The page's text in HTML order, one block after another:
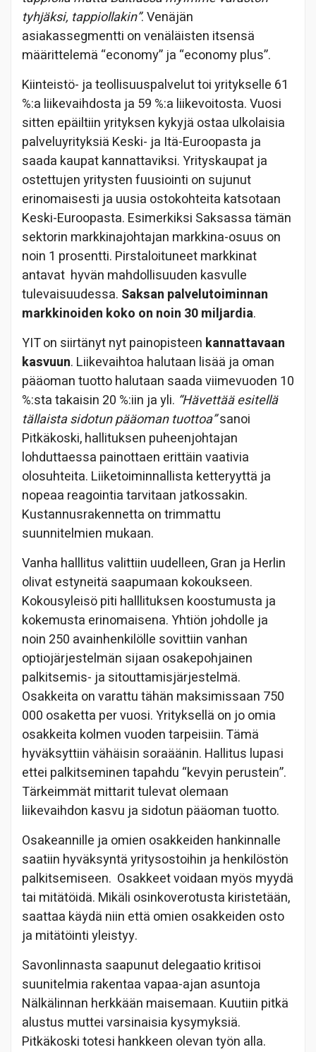
tyhjäksi, tappiollakin”. Venäjän
asiakassegmentti on venäläisten itsensä
määrittelemä “economy” ja “economy plus”.
Kiinteistö- ja teollisuuspalvelut toi yritykselle 61
%:a liikevaihdosta ja 59 %:a liikevoitosta. Vuosi
sitten epäiltiin yrityksen kykyjä ostaa ulkolaisia
palveluyrityksiä Keski- ja Itä-Euroopasta ja
saada kaupat kannattaviksi. Yrityskaupat ja
ostettujen yritysten fuusiointi on sujunut
erinomaisesti ja uusia ostokohteita katsotaan
Keski-Euroopasta. Esimerkiksi Saksassa tämän
sektorin markkinajohtajan markkina-osuus on
noin 1 prosentti. Pirstaloituneet markkinat
antavat hyvän mahdollisuuden kasvulle
tulevaisuudessa. Saksan palvelutoiminnan
markkinoiden koko on noin 30 miljardia.
YIT on siirtänyt nyt painopisteen kannattavaan
kasvuun. Liikevaihtoa halutaan lisää ja oman
pääoman tuotto halutaan saada viimevuoden 10
%:sta takaisin 20 %:iin ja yli. “Hävettää esitellä
tällaista sidotun pääoman tuottoa”sanoi
Pitkäkoski, hallituksen puheenjohtajan
lohduttaessa painottaen erittäin vaativia
olosuhteita. Liiketoiminnallista ketteryyttä ja
nopeaa reagointia tarvitaan jatkossakin.
Kustannusrakennetta on trimmattu
suunnitelmien mukaan.
Vanha halllitus valittiin uudelleen, Gran ja Herlin
olivat estyneitä saapumaan kokoukseen.
Kokousyleisö piti halllituksen koostumusta ja
kokemusta erinomaisena. Yhtiön johdolle ja
noin 250 avainhenkilölle sovittiin vanhan
optiojärjestelmän sijaan osakepohjainen
palkitsemis- ja sitouttamisjärjestelmä.
Osakkeita on varattu tähän maksimissaan 750
000 osaketta per vuosi. Yrityksellä on jo omia
osakkeita kolmen vuoden tarpeisiin. Tämä
hyväksyttiin vähäisin soraäänin. Hallitus lupasi
ettei palkitseminen tapahdu “kevyin perustein”.
Tärkeimmät mittarit tulevat olemaan
liikevaihdon kasvu ja sidotun pääoman tuotto.
Osakeannille ja omien osakkeiden hankinnalle
saatiin hyväksyntä yritysostoihin ja henkilöstön
palkitsemiseen. Osakkeet voidaan myös myydä
tai mitätöidä. Mikäli osinkoverotusta kiristetään,
saattaa käydä niin että omien osakkeiden osto
ja mitätöinti yleistyy.
Savonlinnasta saapunut delegaatio kritisoi
suunitelmia rakentaa vapaa-ajan asuntoja
Nälkälinnan herkkään maisemaan. Kuutiin pitkä
alustus muttei varsinaisia kysymyksiä.
Pitkäkoski totesi hankkeen olevan työn alla.